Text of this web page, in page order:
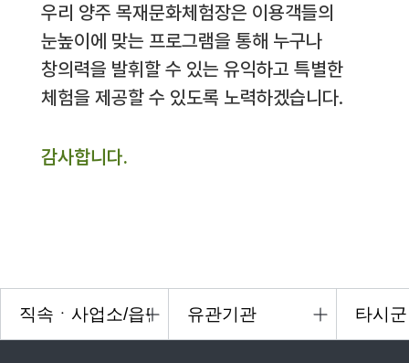
우리 양주 목재문화체험장은 이용객들의
눈높이에 맞는 프로그램을 통해 누구나
창의력을 발휘할 수 있는 유익하고 특별한
체험을 제공할 수 있도록 노력하겠습니다.
감사합니다.